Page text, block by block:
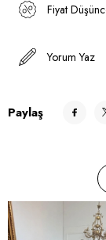
Fiyat
Yorum Yaz
Paylaş